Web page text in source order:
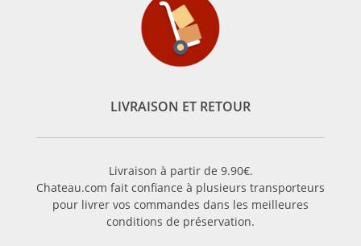
LIVRAISON ET RETOUR
Livraison à partir de 9.90€.
Chateau.com fait confiance à plusieurs transporteurs
pour livrer vos commandes dans les meilleures
conditions de préservation.